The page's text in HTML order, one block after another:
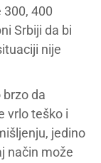
300, 400
Srbiji da bi
nije
da
vrlo teško i
jedino
način može